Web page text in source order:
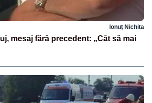
Ionuț Nichita
mesaj fără precedent: „Cât să mai